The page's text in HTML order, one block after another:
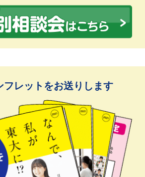
フレットをお送りします